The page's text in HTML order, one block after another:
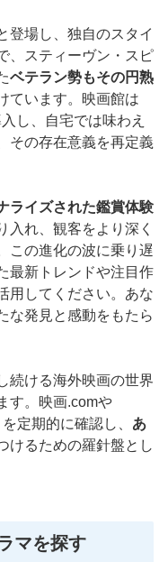
登場し、独自のスタイ
、スティーヴン・スピ
ベテラン勢もその円熟
ています。映画館は
し、自宅では味わえ
その存在意義を再定義
ライズされた鑑賞体験
入れ、観客をより深く
この進化の波に乗り遅
最新トレンドや注目作
用してください。あな
な発見と感動をもたら
続ける海外映画の世界
す。映画.comや
定期的に確認し、 あ
けるための羅針盤とし
マを探す